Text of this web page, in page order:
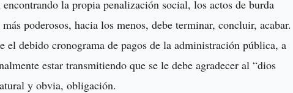
la propia penalización social, los actos de burda
poderosos, hacia los menos, debe terminar, concluir, acabar.
el debido cronograma de pagos de la administración pública, a
estar transmitiendo que se le debe agradecer al “dios
y obvia, obligación.